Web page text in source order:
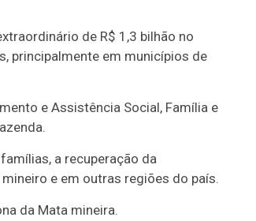
de R$ 1,3 bilhão no
principalmente em municípios de
e Assistência Social, Família e
a recuperação da
e em outras regiões do país.
da Mata mineira.